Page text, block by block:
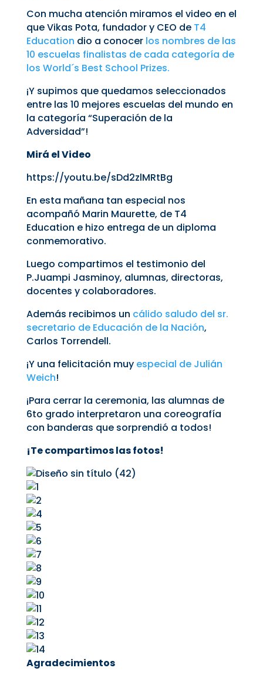
Con mucha atención miramos el video en el
que Vikas Pota, fundador y CEO de T4
Education dio a conocer los nombres de las
10 escuelas finalistas de cada categoría de
los World´s Best School Prizes.
¡Y supimos que quedamos seleccionados
entre las 10 mejores escuelas del mundo en
la categoría “Superación de la
Adversidad”!
Mirá el Video
https://youtu.be/sDd2zlMRtBg
En esta mañana tan especial nos
acompañó Marin Maurette, de T4
Education e hizo entrega de un diploma
conmemorativo.
Luego compartimos el testimonio del
P.Juampi Jasminoy, alumnas, directoras,
docentes y colaboradores.
Además recibimos un cálido saludo del sr.
secretario de Educación de la Nación,
Carlos Torrendell.
¡Y una felicitación muy especial de Julián
Weich!
¡Para cerrar la ceremonia, las alumnas de
6to grado interpretaron una coreografía
con banderas que sorprendió a todos!
¡Te compartimos las fotos!
Agradecimientos